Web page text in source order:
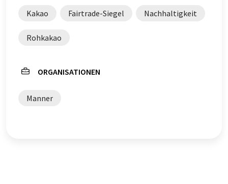
Kakao Fairtrade-Siegel Nachhaltigkeit
Rohkakao
ORGANISATIONEN
Manner